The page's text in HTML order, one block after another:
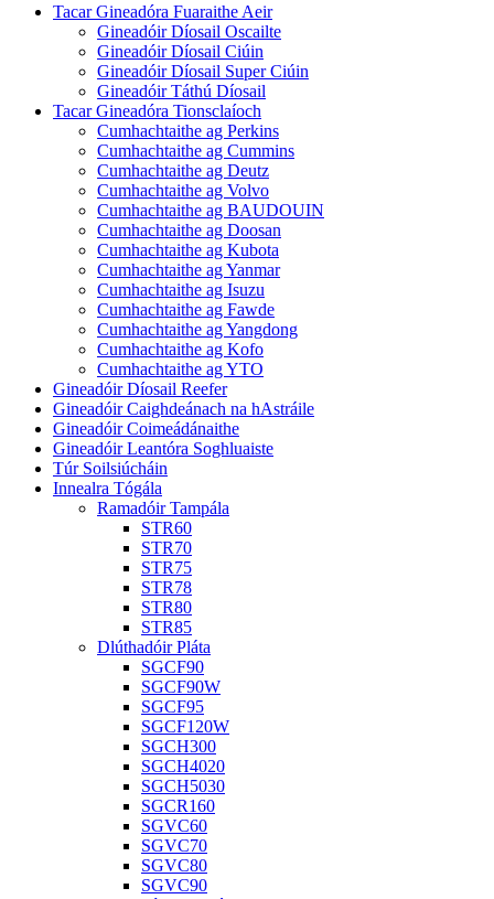
Tacar Gineadóra Fuaraithe Aeir
Gineadóir Díosail Oscailte
Gineadóir Díosail Ciúin
Gineadóir Díosail Super Ciúin
Gineadóir Táthú Díosail
Tacar Gineadóra Tionsclaíoch
Cumhachtaithe ag Perkins
Cumhachtaithe ag Cummins
Cumhachtaithe ag Deutz
Cumhachtaithe ag Volvo
Cumhachtaithe ag BAUDOUIN
Cumhachtaithe ag Doosan
Cumhachtaithe ag Kubota
Cumhachtaithe ag Yanmar
Cumhachtaithe ag Isuzu
Cumhachtaithe ag Fawde
Cumhachtaithe ag Yangdong
Cumhachtaithe ag Kofo
Cumhachtaithe ag YTO
Gineadóir Díosail Reefer
Gineadóir Caighdeánach na hAstráile
Gineadóir Coimeádánaithe
Gineadóir Leantóra Soghluaiste
Túr Soilsiúcháin
Innealra Tógála
Ramadóir Tampála
STR60
STR70
STR75
STR78
STR80
STR85
Dlúthadóir Pláta
SGCF90
SGCF90W
SGCF95
SGCF120W
SGCH300
SGCH4020
SGCH5030
SGCR160
SGVC60
SGVC70
SGVC80
SGVC90